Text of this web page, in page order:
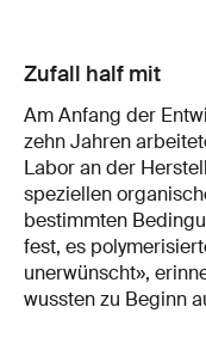
Zufall half mit
Am Anfang der
zehn Jahren
Labor an der
speziellen
bestimmten
fest, es
unerwünscht»,
wussten zu Beginn